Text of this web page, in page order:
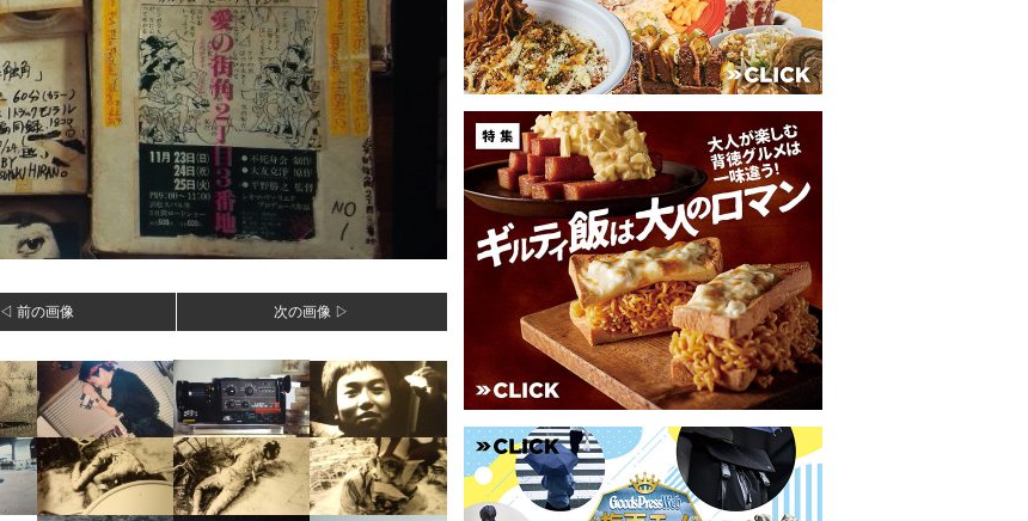
◁ 前の画像 次の画像 ▷